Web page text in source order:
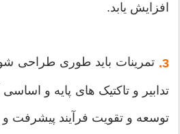
افزایش یابد.
3. تمرینات باید طوری طراحی
تدابیر و تاکتیک های پایه و
توسعه و تقویت فرآیند پیشرفت و